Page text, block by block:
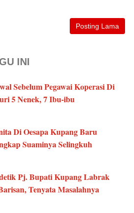
Posting Lama
INI
Sebelum Pegawai Koperasi Di
5 Nenek, 7 Ibu-ibu
Di Oesapa Kupang Baru
Suaminya Selingkuh
Pj. Bupati Kupang Labrak
Tenyata Masalahnya